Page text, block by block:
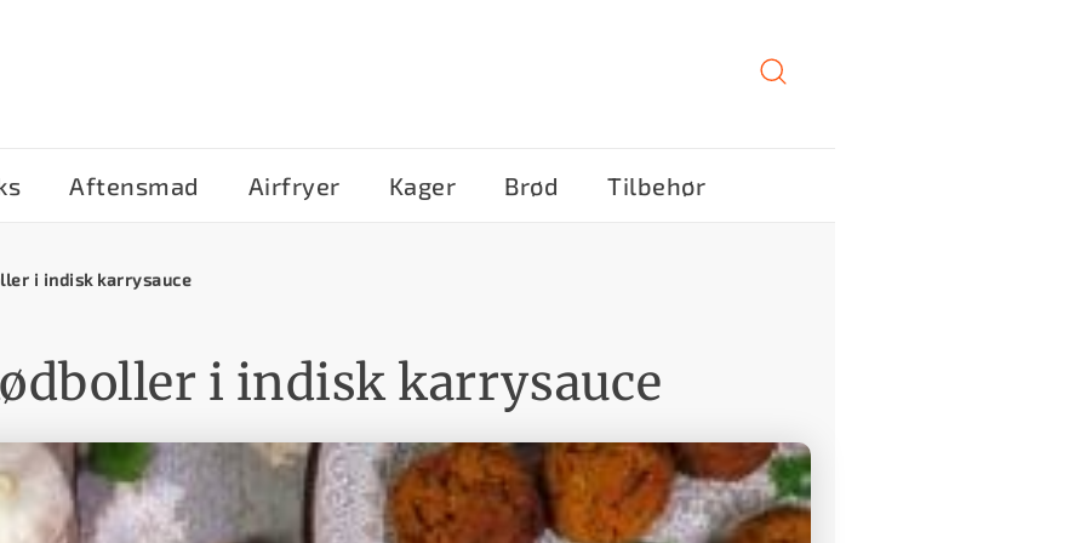
Aftensmad Airfryer Kager Brød Tilbehør
i indisk karrysauce
i indisk karrysauce